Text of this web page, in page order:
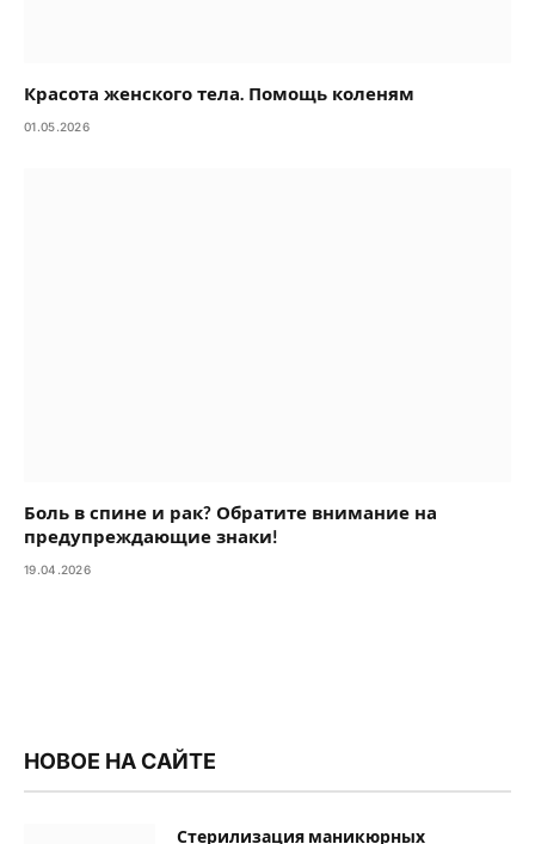
Красота женского тела. Помощь коленям
01.05.2026
Боль в спине и рак? Обратите внимание на
предупреждающие знаки!
19.04.2026
НОВОЕ НА САЙТЕ
Стерилизация маникюрных